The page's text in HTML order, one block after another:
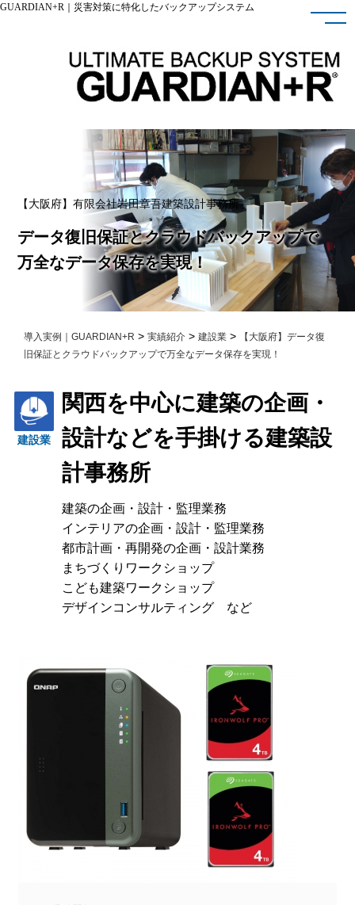
GUARDIAN+R｜災害対策に特化したバックアップシステム
【大阪府】有限会社岩田章吾建築設計事務所
データ復旧保証とクラウドバックアップで
万全なデータ保存を実現！
導入実例｜GUARDIAN+R > 実績紹介 > 建設業 >
【大阪府】データ復
旧保証とクラウドバックアップで万全なデータ保存を実現！
建設業
関西を中心に建築の企画・
設計などを手掛ける建築設
計事務所
建築の企画・設計・監理業務
インテリアの企画・設計・監理業務
都市計画・再開発の企画・設計業務
まちづくりワークショップ
こども建築ワークショップ
デザインコンサルティング など